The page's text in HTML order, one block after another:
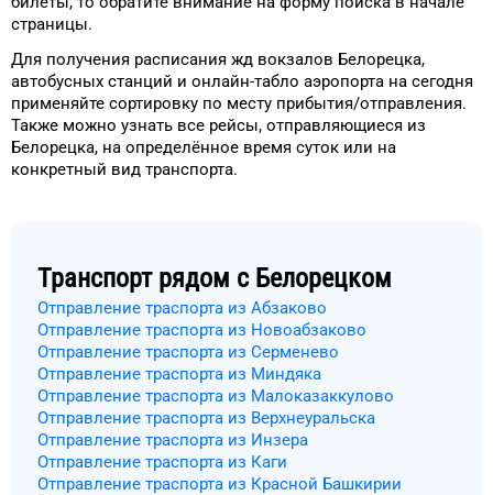
страницы.
Для получения расписания жд вокзалов Белорецка,
автобусных станций и онлайн-табло аэропорта на сегодня
применяйте сортировку по месту прибытия/отправления.
Также можно узнать все рейсы, отправляющиеся из
Белорецка, на определённое время суток или на
конкретный вид транспорта.
Транспорт рядом с Белорецком
Отправление траспорта из Абзаково
Отправление траспорта из Новоабзаково
Отправление траспорта из Серменево
Отправление траспорта из Миндяка
Отправление траспорта из Малоказаккулово
Отправление траспорта из Верхнеуральска
Отправление траспорта из Инзера
Отправление траспорта из Каги
Отправление траспорта из Красной Башкирии